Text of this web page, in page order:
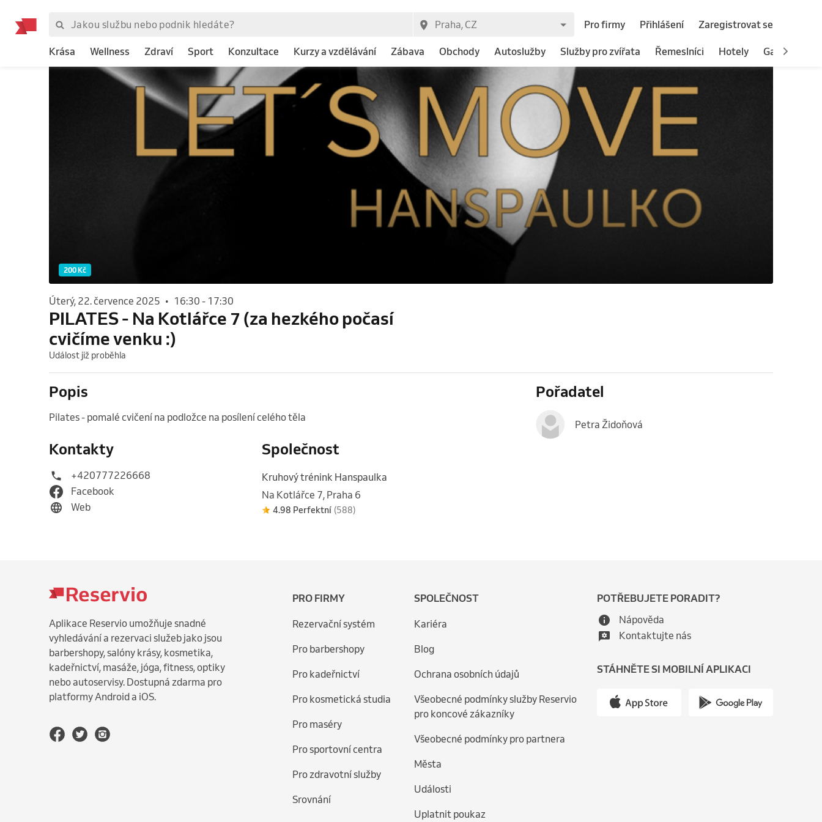
Pro firmy Přihlášení Zaregistrovat se
Krása Wellness Zdraví Sport Konzultace Kurzy a vzdělávání Zábava Obchody Autoslužby Služby pro zvířata Řemeslníci Hotely Gastronomie
200 Kč
úterý, 22. července 2025 • 16:30 - 17:30
PILATES - Na Kotlářce 7 (za hezkého počasí
cvičíme venku :)
Událost již proběhla
Popis
Pilates - pomalé cvičení na podložce na posílení celého těla
Kontakty
+420777226668
Facebook
Web
Společnost
Kruhový trénink Hanspaulka
Na Kotlářce 7, Praha 6
4.98 Perfektní (588)
Pořadatel
Petra Židoňová
Aplikace Reservio umožňuje snadné
vyhledávání a rezervaci služeb jako jsou
barbershopy, salóny krásy, kosmetika,
kadeřnictví, masáže, jóga, fitness, optiky
nebo autoservisy. Dostupná zdarma pro
platformy Android a iOS.
PRO FIRMY
Rezervační systém
Pro barbershopy
Pro kadeřnictví
Pro kosmetická studia
Pro maséry
Pro sportovní centra
Pro zdravotní služby
Srovnání
SPOLEČNOST
Kariéra
Blog
Ochrana osobních údajů
Všeobecné podmínky služby Reservio
pro koncové zákazníky
Všeobecné podmínky pro partnera
Města
Události
Uplatnit poukaz
POTŘEBUJETE PORADIT?
Nápověda
Kontaktujte nás
STÁHNĚTE SI MOBILNÍ APLIKACI